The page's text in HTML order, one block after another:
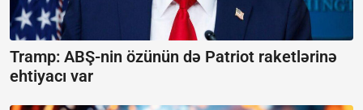
Tramp: ABŞ-nin özünün də Patriot raketlərinə
ehtiyacı var